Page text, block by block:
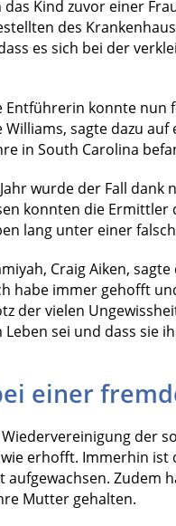
Kind zuvor einer
des
es sich bei der
Entführerin konnte nun
Williams, sagte dazu
in South Carolina
wurde der Fall
konnten die
lang unter einer
Craig Aiken,
habe immer gehofft
der vielen
sei und dass sie
einer
der
erhofft. Immerhin
Zudem
Mutter gehalten.